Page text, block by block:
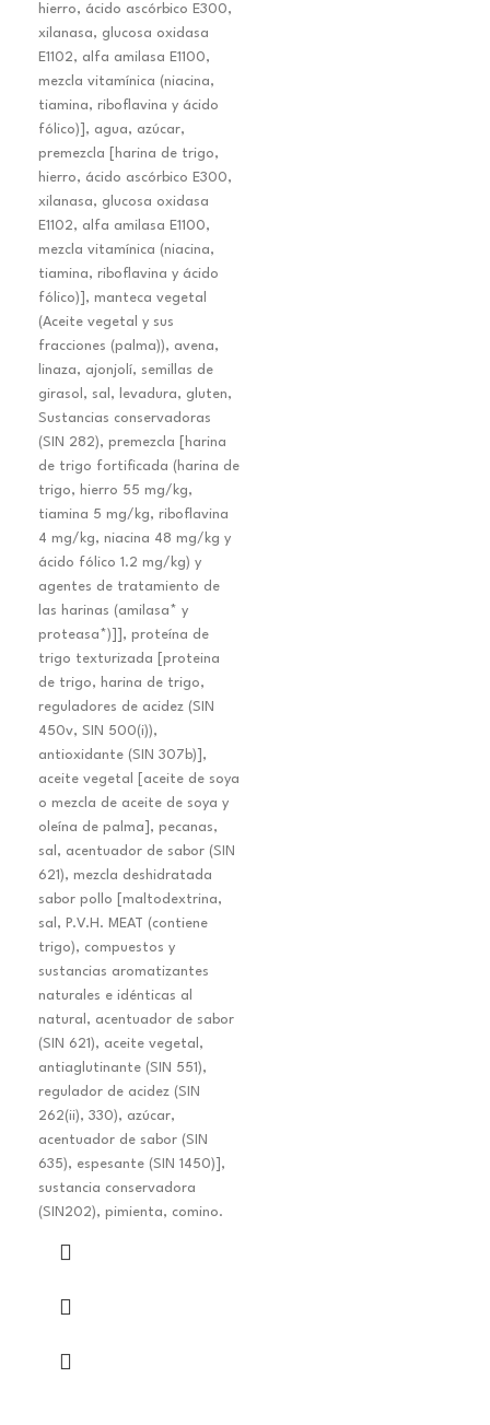
hierro, ácido ascórbico E300,
xilanasa, glucosa oxidasa
E1102, alfa amilasa E1100,
mezcla vitamínica (niacina,
tiamina, riboflavina y ácido
fólico)], agua, azúcar,
premezcla [harina de trigo,
hierro, ácido ascórbico E300,
xilanasa, glucosa oxidasa
E1102, alfa amilasa E1100,
mezcla vitamínica (niacina,
tiamina, riboflavina y ácido
fólico)], manteca vegetal
(Aceite vegetal y sus
fracciones (palma)), avena,
linaza, ajonjolí, semillas de
girasol, sal, levadura, gluten,
Sustancias conservadoras
(SIN 282), premezcla [harina
de trigo fortificada (harina de
trigo, hierro 55 mg/kg,
tiamina 5 mg/kg, riboflavina
4 mg/kg, niacina 48 mg/kg y
ácido fólico 1.2 mg/kg) y
agentes de tratamiento de
las harinas (amilasa* y
proteasa*)]], proteína de
trigo texturizada [proteina
de trigo, harina de trigo,
reguladores de acidez (SIN
450v, SIN 500(i)),
antioxidante (SIN 307b)],
aceite vegetal [aceite de soya
o mezcla de aceite de soya y
oleína de palma], pecanas,
sal, acentuador de sabor (SIN
621), mezcla deshidratada
sabor pollo [maltodextrina,
sal, P.V.H. MEAT (contiene
trigo), compuestos y
sustancias aromatizantes
naturales e idénticas al
natural, acentuador de sabor
(SIN 621), aceite vegetal,
antiaglutinante (SIN 551),
regulador de acidez (SIN
262(ii), 330), azúcar,
acentuador de sabor (SIN
635), espesante (SIN 1450)],
sustancia conservadora
(SIN202), pimienta, comino.